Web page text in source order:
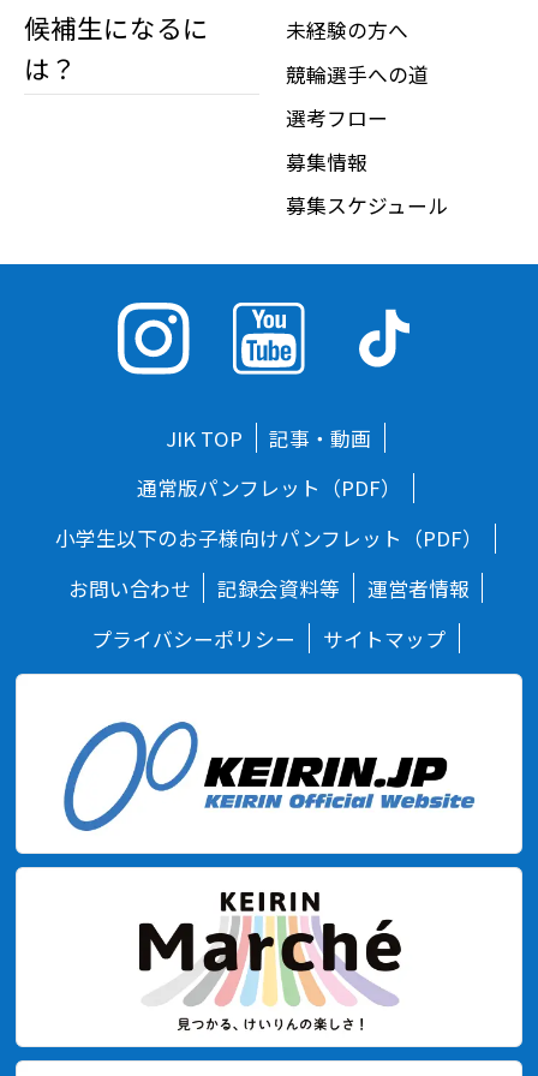
候補生になるに
は？
未経験の方へ
競輪選手への道
選考フロー
募集情報
募集スケジュール
JIK TOP
記事・動画
通常版パンフレット（PDF）
小学生以下のお子様向けパンフレット（PDF）
お問い合わせ
記録会資料等
運営者情報
プライバシーポリシー
サイトマップ